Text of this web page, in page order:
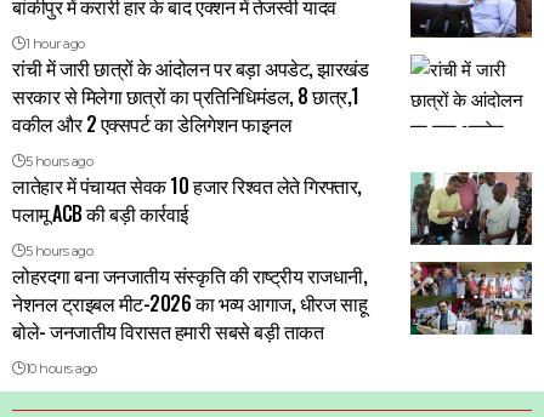
बांकीपुर में करारी हार के बाद एक्शन में तेजस्वी यादव
1 hour ago
रांची में जारी छात्रों के आंदोलन पर बड़ा अपडेट, झारखंड
सरकार से मिलेगा छात्रों का प्रतिनिधिमंडल, 8 छात्र,1
वकील और 2 एक्सपर्ट का डेलिगेशन फाइनल
5 hours ago
लातेहार में पंचायत सेवक 10 हजार रिश्वत लेते गिरफ्तार,
पलामू ACB की बड़ी कार्रवाई
5 hours ago
लोहरदगा बना जनजातीय संस्कृति की राष्ट्रीय राजधानी,
नेशनल ट्राइबल मीट-2026 का भव्य आगाज, धीरज साहू
बोले- जनजातीय विरासत हमारी सबसे बड़ी ताकत
10 hours ago